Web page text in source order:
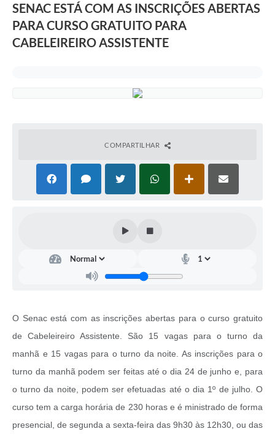
SENAC ESTÁ COM AS INSCRIÇÕES ABERTAS
PARA CURSO GRATUITO PARA
CABELEIREIRO ASSISTENTE
COMPARTILHAR
O Senac está com as inscrições abertas para o curso gratuito
de Cabeleireiro Assistente. São 15 vagas para o turno da
manhã e 15 vagas para o turno da noite. As inscrições para o
turno da manhã podem ser feitas até o dia 24 de junho e, para
o turno da noite, podem ser efetuadas até o dia 1º de julho. O
curso tem a carga horária de 230 horas e é ministrado de forma
presencial, de segunda a sexta-feira das 9h30 às 12h30, ou das